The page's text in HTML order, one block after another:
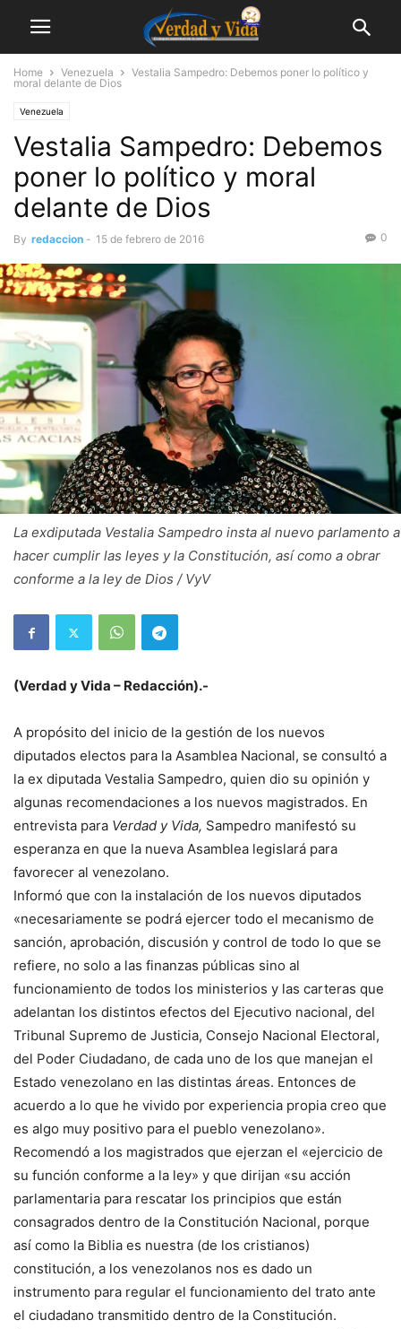
Home Venezuela
Vestalia Sampedro: Debemos poner lo político y
moral delante de Dios
Venezuela
Vestalia Sampedro: Debemos
poner lo político y moral
delante de Dios
By redaccion - 15 de febrero de 2016 0
La exdiputada Vestalia Sampedro insta al nuevo parlamento a
hacer cumplir las leyes y la Constitución, así como a obrar
conforme a la ley de Dios / VyV
(Verdad y Vida – Redacción).-
A propósito del inicio de la gestión de los nuevos
diputados electos para la Asamblea Nacional, se consultó a
la ex diputada Vestalia Sampedro, quien dio su opinión y
algunas recomendaciones a los nuevos magistrados. En
entrevista para Verdad y Vida, Sampedro manifestó su
esperanza en que la nueva Asamblea legislará para
favorecer al venezolano.
Informó que con la instalación de los nuevos diputados
«necesariamente se podrá ejercer todo el mecanismo de
sanción, aprobación, discusión y control de todo lo que se
refiere, no solo a las finanzas públicas sino al
funcionamiento de todos los ministerios y las carteras que
adelantan los distintos efectos del Ejecutivo nacional, del
Tribunal Supremo de Justicia, Consejo Nacional Electoral,
del Poder Ciudadano, de cada uno de los que manejan el
Estado venezolano en las distintas áreas. Entonces de
acuerdo a lo que he vivido por experiencia propia creo que
es algo muy positivo para el pueblo venezolano».
Recomendó a los magistrados que ejerzan el «ejercicio de
su función conforme a la ley» y que dirijan «su acción
parlamentaria para rescatar los principios que están
consagrados dentro de la Constitución Nacional, porque
así como la Biblia es nuestra (de los cristianos)
constitución, a los venezolanos nos es dado un
instrumento para regular el funcionamiento del trato ante
el ciudadano transmitido dentro de la Constitución.